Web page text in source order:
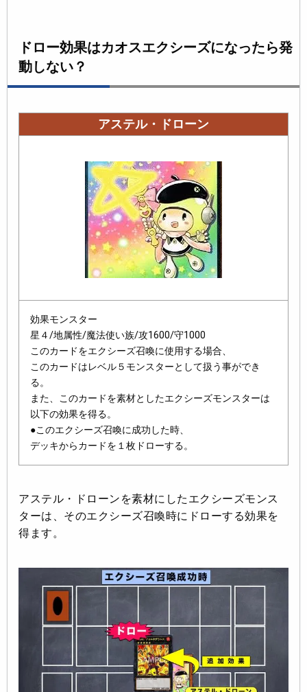
ドロー効果はカオスエクシーズになったら発
動しない？
アステル・ドローン
効果モンスター
星４/地属性/魔法使い族/攻1600/守1000
このカードをエクシーズ召喚に使用する場合、
このカードはレベル５モンスターとして扱う事ができ
る。
また、このカードを素材としたエクシーズモンスターは
以下の効果を得る。
●このエクシーズ召喚に成功した時、
デッキからカードを１枚ドローする。
アステル・ドローンを素材にしたエクシーズモンス
ターは、そのエクシーズ召喚時にドローする効果を
得ます。